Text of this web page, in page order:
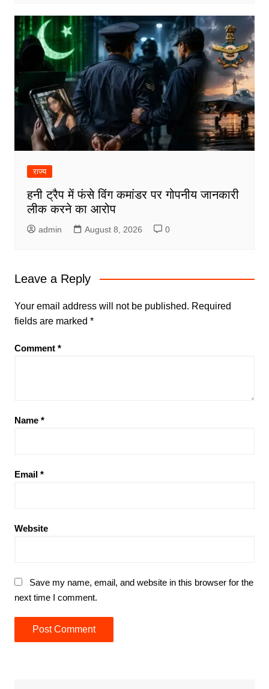
राज्य
हनी ट्रैप में फंसे विंग कमांडर पर गोपनीय जानकारी
लीक करने का आरोप
admin August 8, 2026 0
Leave a Reply
Your email address will not be published. Required
fields are marked *
Comment *
Name *
Email *
Website
Save my name, email, and website in this browser for the
next time I comment.